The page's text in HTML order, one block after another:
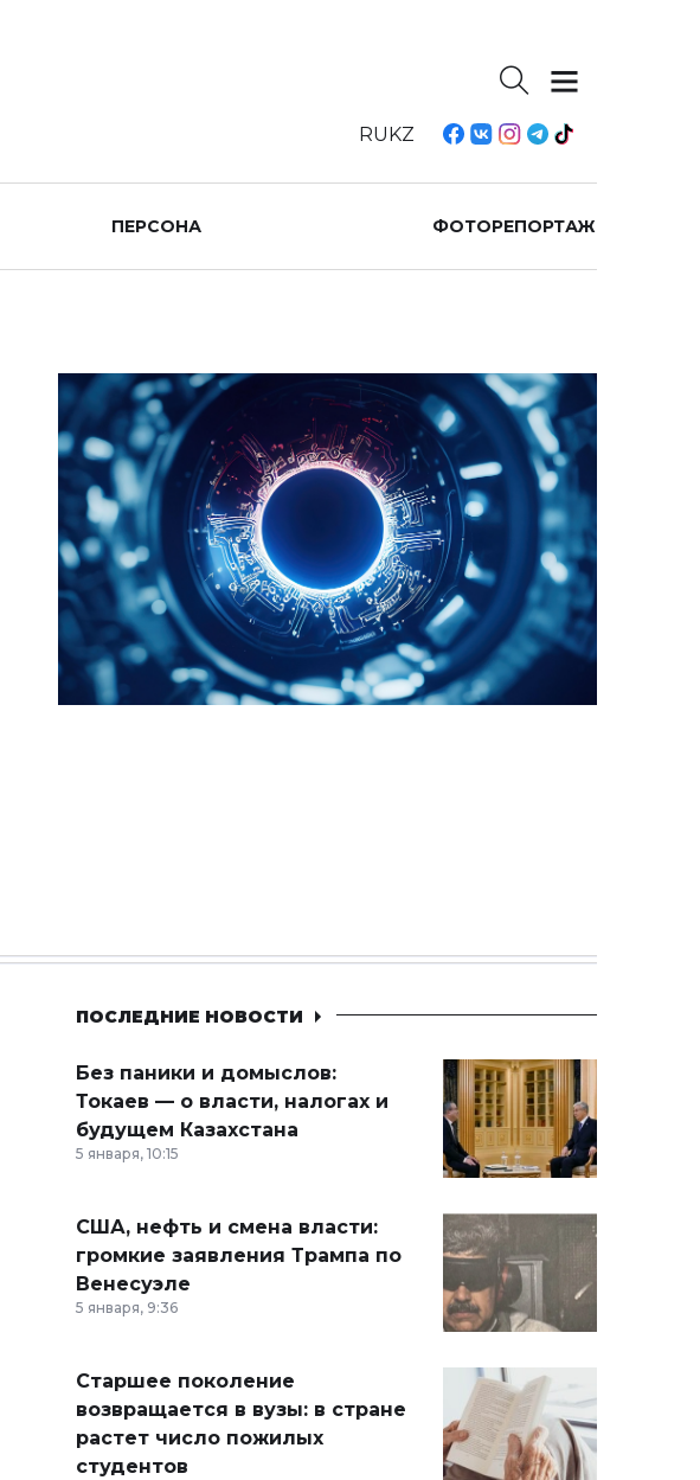
RUKZ
ПЕРСОНА ФОТОРЕПОРТАЖ
ПОСЛЕДНИЕ НОВОСТИ
Без паники и домыслов:
Токаев — о власти, налогах и
будущем Казахстана
5 января, 10:15
США, нефть и смена власти:
громкие заявления Трампа по
Венесуэле
5 января, 9:36
Старшее поколение
возвращается в вузы: в стране
растет число пожилых
студентов